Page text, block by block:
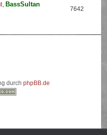
, BassSultan
7642
durch phpBB.de